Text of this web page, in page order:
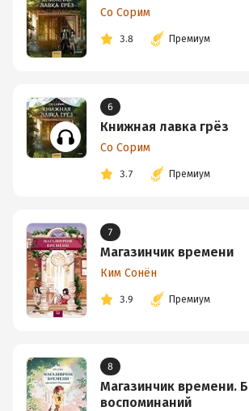
Со Сорим
3.8 Премиум
6
Книжная лавка грёз
Со Сорим
3.7 Премиум
7
Магазинчик времени
Ким Сонён
3.9 Премиум
8
Магазинчик времени.
воспоминаний